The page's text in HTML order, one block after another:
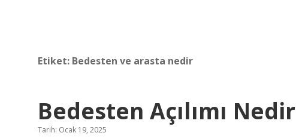
Etiket: Bedesten ve arasta nedir
Bedesten Açılımı Nedir
Tarih: Ocak 19, 2025